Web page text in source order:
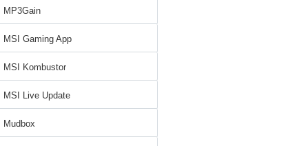
MP3Gain
MSI Gaming App
MSI Kombustor
MSI Live Update
Mudbox